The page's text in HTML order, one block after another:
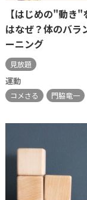
【はじめの"動き
はなぜ？体のバラ
ーニング
見放題
運動
コメさる 門脇竜一